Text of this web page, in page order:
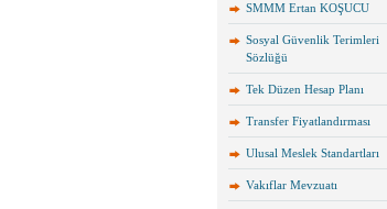
SMMM Ertan KOŞUCU
Sosyal Güvenlik Terimleri
Sözlüğü
Tek Düzen Hesap Planı
Transfer Fiyatlandırması
Ulusal Meslek Standartları
Vakıflar Mevzuatı